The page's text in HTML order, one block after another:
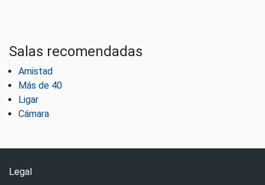
Salas recomendadas
Amistad
Más de 40
Ligar
Cámara
Legal